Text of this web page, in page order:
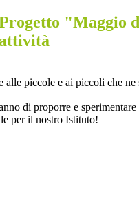
"Maggio
piccole e ai piccoli che
di proporre e sperimentare
per il nostro Istituto!